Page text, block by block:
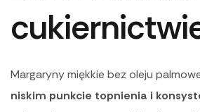
Margaryny miękkie bez oleju
niskim punkcie topnienia i